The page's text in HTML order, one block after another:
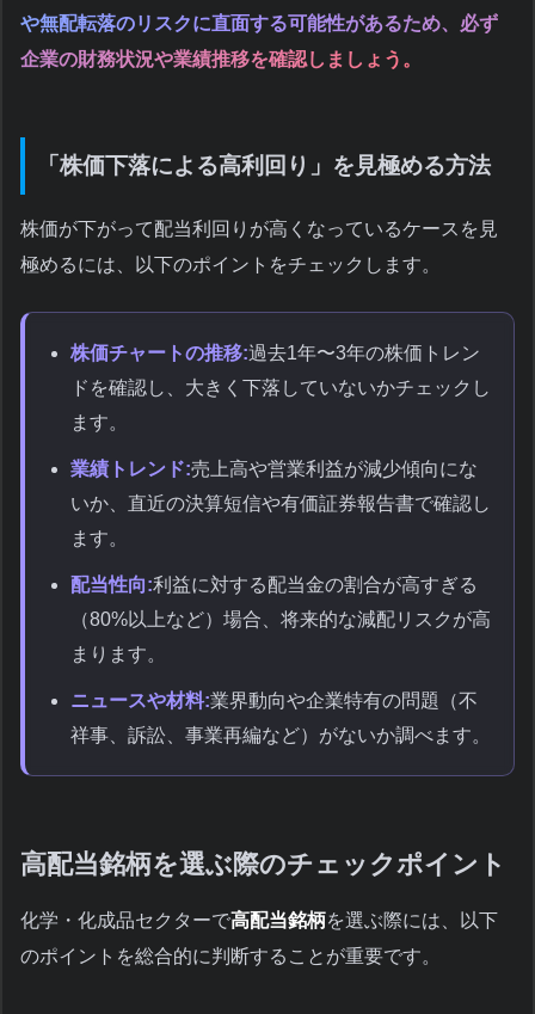
や無配転落のリスクに直面する可能性があるため、必ず
企業の財務状況や業績推移を確認しましょう。
「株価下落による高利回り」を見極める方法
株価が下がって配当利回りが高くなっているケースを見
極めるには、以下のポイントをチェックします。
株価チャートの推移:過去1年〜3年の株価トレン
ドを確認し、大きく下落していないかチェックし
ます。
業績トレンド:売上高や営業利益が減少傾向にな
いか、直近の決算短信や有価証券報告書で確認し
ます。
配当性向:利益に対する配当金の割合が高すぎる
（80%以上など）場合、将来的な減配リスクが高
まります。
ニュースや材料:業界動向や企業特有の問題（不
祥事、訴訟、事業再編など）がないか調べます。
高配当銘柄を選ぶ際のチェックポイント
化学・化成品セクターで高配当銘柄を選ぶ際には、以下
のポイントを総合的に判断することが重要です。